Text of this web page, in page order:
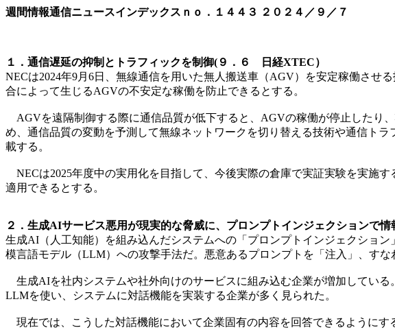
週間情報通信ニュースインデックスｎｏ． １４４３ ２０２４／９／７
１．通信遅延の抑制とトラフィックを制御(９．６ 日経XTEC）
NECは2024年9月6日、無線通信を用いた無人搬送車（AGV）を安定稼働させ
合によって生じるAGVの不安定な稼働を防止できるとする。
AGVを遠隔制御する際に通信品質が低下すると、AGVの稼働が停止したり
め、通信品質の変動を予測して無線ネットワークを切り替える技術や通信ト
載する。
NECは2025年度中の実用化を目指して、今後実際の倉庫で実証実験を実施
適用できるとする。
２．生成AIサービス悪用が現実的な脅威に、プロンプトインジェクションで
生成AI（人工知能）を組み込んだシステムへの「プロンプトインジェクショ
模言語モデル（LLM）への攻撃手法だ。悪意あるプロンプトを「注入」、す
生成AIを社内システムや社外向けのサービスに組み込む企業が増加してい
LLMを使い、システムに対話機能を実装する企業が多く見られた。
現在では、こうした対話機能において企業固有の内容を回答できるようにす